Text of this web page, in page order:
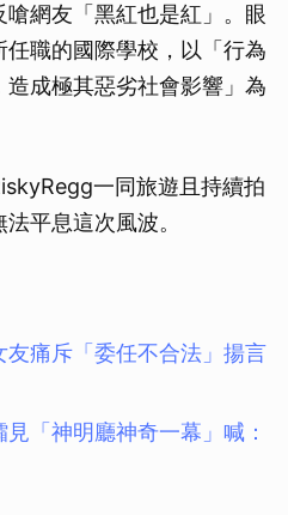
網友「黑紅也是紅」。眼
職的國際學校，以「行為
成極其惡劣社會影響」為
一同旅遊且持續拍
平息這次風波。
痛斥「委任不合法」揚言
「神明廳神奇一幕」喊：